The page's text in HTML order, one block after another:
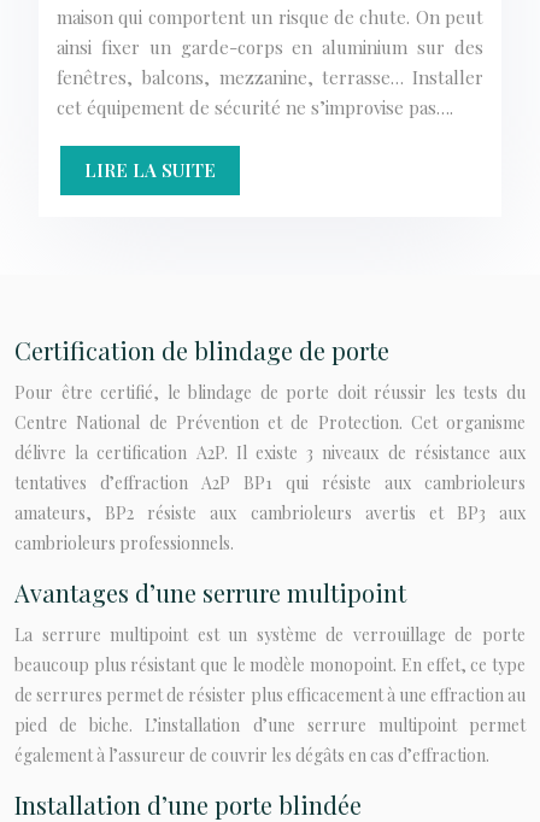
maison qui comportent un risque de chute. On peut
ainsi fixer un garde-corps en aluminium sur des
fenêtres, balcons, mezzanine, terrasse… Installer
cet équipement de sécurité ne s’improvise pas….
LIRE LA SUITE
Certification de blindage de porte
Pour être certifié, le blindage de porte doit réussir les tests du
Centre National de Prévention et de Protection. Cet organisme
délivre la certification A2P. Il existe 3 niveaux de résistance aux
tentatives d’effraction A2P BP1 qui résiste aux cambrioleurs
amateurs, BP2 résiste aux cambrioleurs avertis et BP3 aux
cambrioleurs professionnels.
Avantages d’une serrure multipoint
La serrure multipoint est un système de verrouillage de porte
beaucoup plus résistant que le modèle monopoint. En effet, ce type
de serrures permet de résister plus efficacement à une effraction au
pied de biche. L’installation d’une serrure multipoint permet
également à l’assureur de couvrir les dégâts en cas d’effraction.
Installation d’une porte blindée